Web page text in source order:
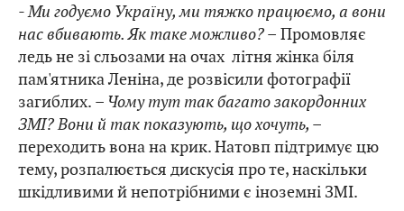
- Ми годуємо Україну, ми тяжко працюємо, а вони
нас вбивають. Як таке можливо? – Промовляє
ледь не зі сльозами на очах літня жінка біля
пам'ятника Леніна, де розвісили фотографії
загиблих. – Чому тут так багато закордонних
ЗМІ? Вони й так показують, що хочуть, –
переходить вона на крик. Натовп підтримує цю
тему, розпалюється дискусія про те, наскільки
шкідливими й непотрібними є іноземні ЗМІ.